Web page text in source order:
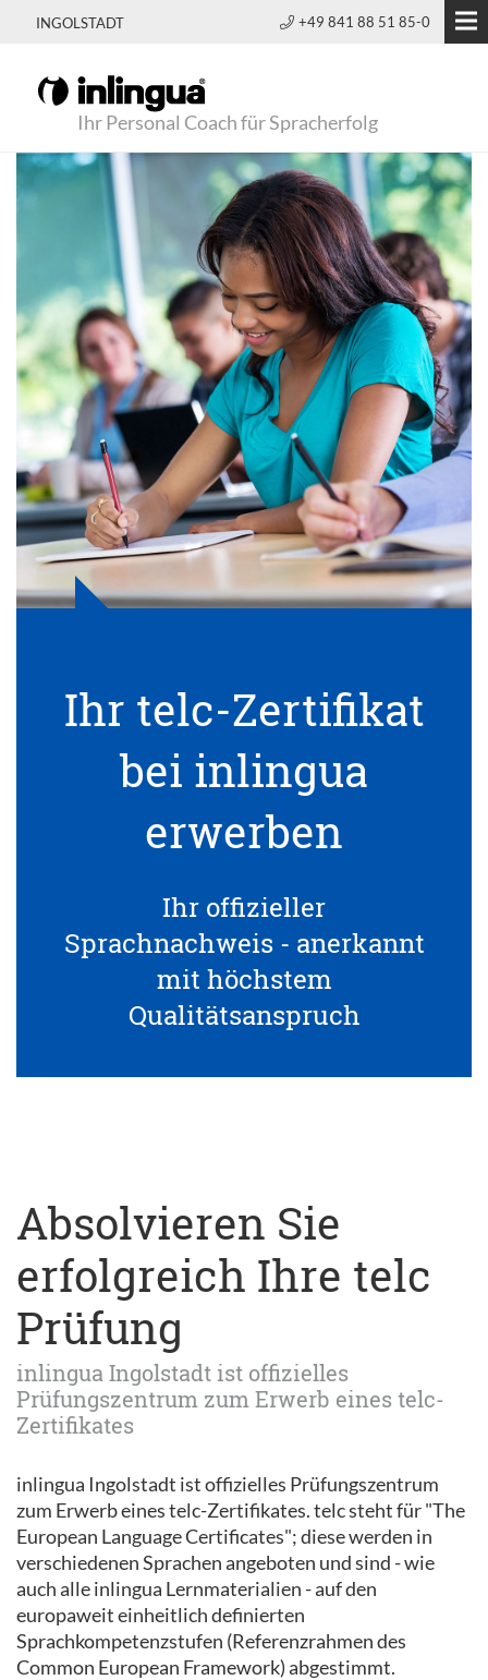
INGOLSTADT +49 841 88 51 85-0
Ihr Personal Coach für Spracherfolg
Ihr telc-Zertifikat
bei inlingua
erwerben
Ihr offizieller
Sprachnachweis - anerkannt
mit höchstem
Qualitätsanspruch
Absolvieren Sie
erfolgreich Ihre telc
Prüfung
inlingua Ingolstadt ist offizielles
Prüfungszentrum zum Erwerb eines telc-
Zertifikates
inlingua Ingolstadt ist offizielles Prüfungszentrum
zum Erwerb eines telc-Zertifikates. telc steht für "The
European Language Certificates"; diese werden in
verschiedenen Sprachen angeboten und sind - wie
auch alle inlingua Lernmaterialien - auf den
europaweit einheitlich definierten
Sprachkompetenzstufen (Referenzrahmen des
Common European Framework) abgestimmt.